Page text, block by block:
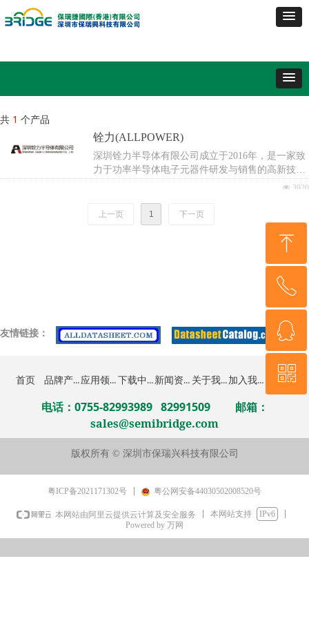
共 1 个产品
铨力(ALLPOWER)
深圳铨力半导体有限公司成立于2016年，是一家致
力于功率半导体电子元器件研发与销售的高新技术
型企业。公司研发团队主要来自台湾、美国硅谷及
韩国和广州设有分公司。
넶 3920
上一页 1 下一页
友情链接：
首页 品牌产品 应用领域 下载中心 新闻资讯 关于我们 加入我们 联系我们
版权所有 © 深圳市保瑞兴科技有限公司
电话：0755-82993989 82991509 邮箱：
sales@semibridge.com
粤ICP备2021171302号 粤公网安备44030502008520号
本网站由阿里云提供云计算及安全服务 本网站支持
IPv6
Powered by 万网
ꁸ
回到顶部
ꂅ
ꁗ
QQ客服
ꀥ